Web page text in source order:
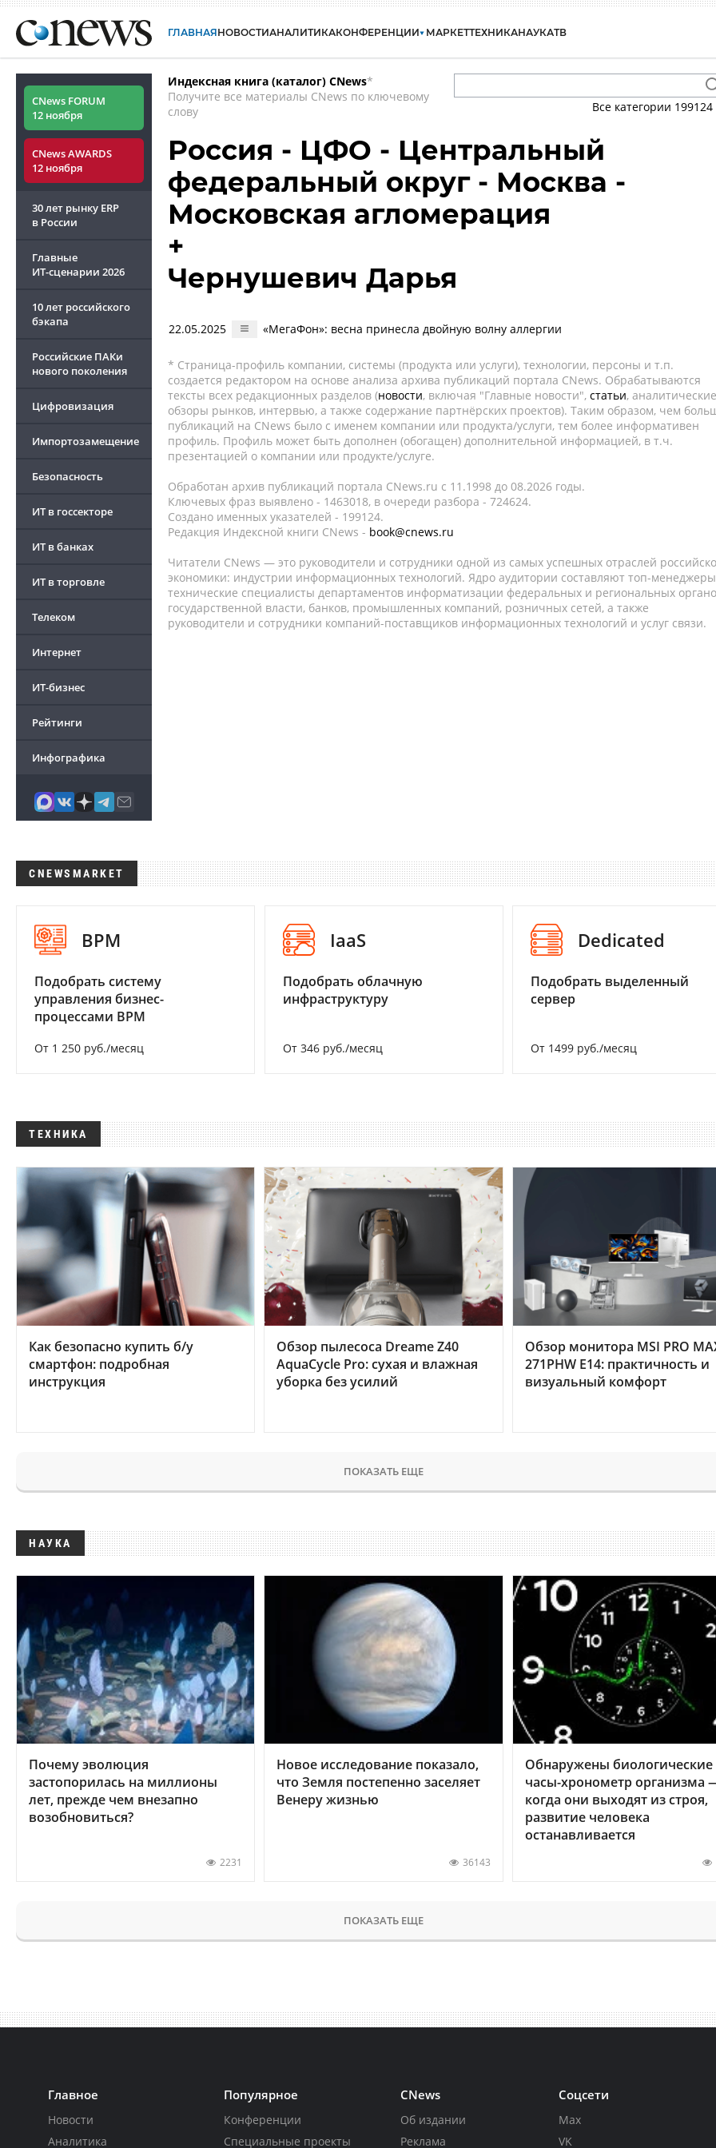
ГЛАВНАЯНОВОСТИАНАЛИТИКАКОНФЕРЕНЦИИ МАРКЕТТЕХНИКАНАУКАТВ
CNews FORUM
12 ноября
CNews AWARDS
12 ноября
30 лет рынку ERP
в России
Главные
ИТ-сценарии 2026
10 лет российского
бэкапа
Российские ПАКи
нового поколения
Цифровизация
Импортозамещение
Безопасность
ИТ в госсекторе
ИТ в банках
ИТ в торговле
Телеком
Интернет
ИТ-бизнес
Рейтинги
Инфографика
Индексная книга (каталог) CNews*
Получите все материалы CNews по ключевому
слову
Все категории 199124
Россия - ЦФО - Центральный
федеральный округ - Москва -
Московская агломерация
+
Чернушевич Дарья
22.05.2025 «МегаФон»: весна принесла двойную волну аллергии
* Страница-профиль компании, системы (продукта или услуги), технологии, персоны и т.п.
создается редактором на основе анализа архива публикаций портала CNews. Обрабатываются
тексты всех редакционных разделов (новости, включая "Главные новости", статьи, аналитические
обзоры рынков, интервью, а также содержание партнёрских проектов). Таким образом, чем
публикаций на CNews было с именем компании или продукта/услуги, тем более информативен
профиль. Профиль может быть дополнен (обогащен) дополнительной информацией, в т.ч.
презентацией о компании или продукте/услуге.
Обработан архив публикаций портала CNews.ru c 11.1998 до 08.2026 годы.
Ключевых фраз выявлено - 1463018, в очереди разбора - 724624.
Создано именных указателей - 199124.
Редакция Индексной книги CNews - book@cnews.ru
Читатели CNews — это руководители и сотрудники одной из самых успешных отраслей
экономики: индустрии информационных технологий. Ядро аудитории составляют топ-
технические специалисты департаментов информатизации федеральных и региональных
государственной власти, банков, промышленных компаний, розничных сетей, а также
руководители и сотрудники компаний-поставщиков информационных технологий и услуг связи.
CNEWSMARKET
BPM
Подобрать систему
управления бизнес-
процессами BPM
От 1 250 руб./месяц
IaaS
Подобрать облачную
инфраструктуру
От 346 руб./месяц
Dedicated
Подобрать выделенный
сервер
От 1499 руб./месяц
ТЕХНИКА
Как безопасно купить б/у
смартфон: подробная
инструкция
Обзор пылесоса Dreame Z40
AquaCycle Pro: сухая и влажная
уборка без усилий
Обзор монитора MSI PRO
271PHW E14: практичность и
визуальный комфорт
ПОКАЗАТЬ ЕЩЕ
НАУКА
Почему эволюция
застопорилась на миллионы
лет, прежде чем внезапно
возобновиться?
2231
Новое исследование показало,
что Земля постепенно заселяет
Венеру жизнью
36143
Обнаружены биологические
часы-хронометр организма
когда они выходят из строя,
развитие человека
останавливается
ПОКАЗАТЬ ЕЩЕ
Главное
Новости
Аналитика
Популярное
Конференции
Специальные проекты
CNews
Об издании
Реклама
Соцсети
Max
VK